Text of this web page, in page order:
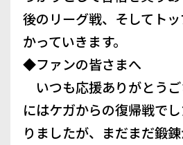
後のリーグ戦、そしてト
かっていきます。
◆ファンの皆さまへ
いつも応援ありがとう
にはケガからの復帰戦で
りましたが、まだまだ鍛